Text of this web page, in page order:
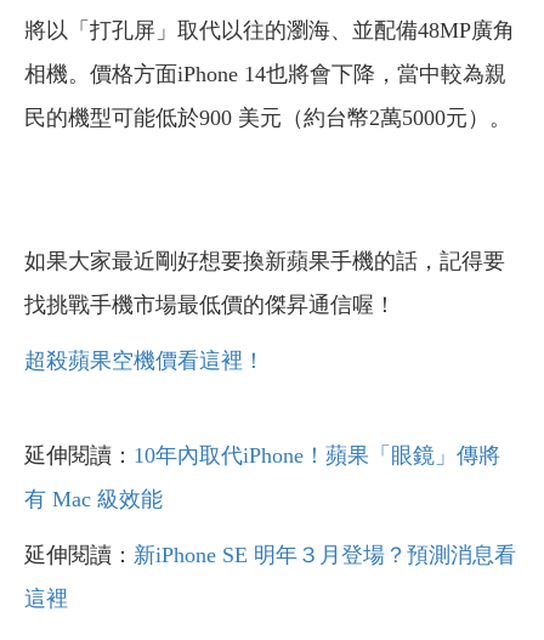
將以「打孔屏」取代以往的瀏海、並配備48MP廣角
相機。價格方面iPhone 14也將會下降，當中較為親
民的機型可能低於900 美元（約台幣2萬5000元）。
如果大家最近剛好想要換新蘋果手機的話，記得要
找挑戰手機市場最低價的傑昇通信喔！
超殺蘋果空機價看這裡！
延伸閱讀： 10年內取代iPhone！蘋果「眼鏡」傳將
有 Mac 級效能
延伸閱讀： 新iPhone SE 明年３月登場？預測消息看
這裡